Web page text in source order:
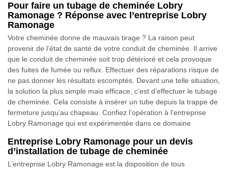
Pour faire un tubage de cheminée Lobry
Ramonage ? Réponse avec l’entreprise Lobry
Ramonage
Votre cheminée donne de mauvais tirage ? La raison peut
provenir de l’état de santé de votre conduit de cheminée. Il arrive
que le conduit de cheminée soit trop détérioré et cela provoque
des fuites de fumée ou reflux. Effectuer des réparations risque de
ne pas donner les résultats escomptés. Devant une telle situation,
la solution la plus simple mais efficace, c’est d’effectuer le tubage
de cheminée. Cela consiste à insérer un tube depuis la trappe de
fermeture jusqu’au chapeau. Confiez l’opération à l’entreprise
Lobry Ramonage qui est expérimentée dans ce domaine.
Entreprise Lobry Ramonage pour un devis
d’installation de tubage de cheminée
L’entreprise Lobry Ramonage est la disposition de tous